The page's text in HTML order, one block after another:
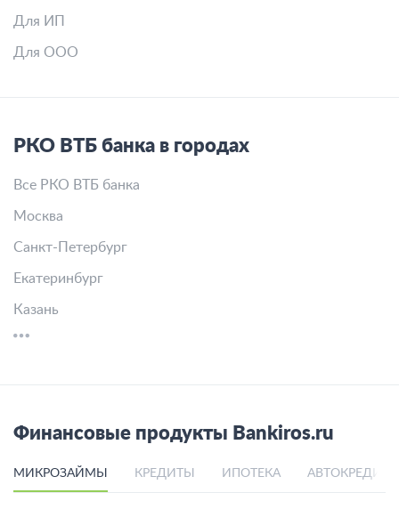
Для ИП
Для ООО
РКО ВТБ банка в городах
Все РКО ВТБ банка
Москва
Санкт-Петербург
Екатеринбург
Казань
Финансовые продукты Bankiros.ru
МИКРОЗАЙМЫ КРЕДИТЫ ИПОТЕКА